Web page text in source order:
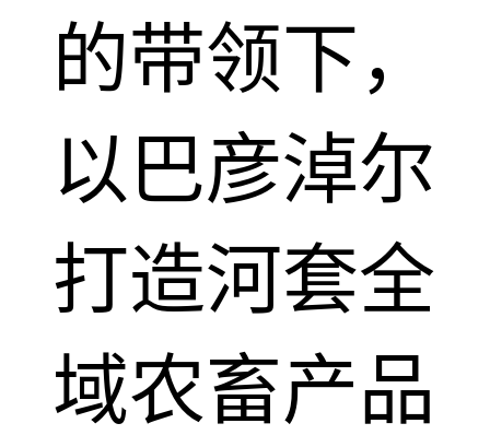
的带领下，
以巴彦淖尔
打造河套全
域农畜产品